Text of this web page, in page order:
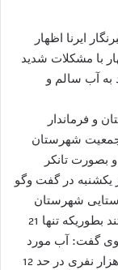
ایرنا اظهار
با مشکلات شدید
هستند بطوریکه تنها 21 درصد به آب سالم و
و فرماندار
گفت: بیش از 79 درصد جمعیت شهرستان
بصورت تانکر
در گفت وگو
شهرستان
چابهار با مشکلات شدید کمبود آب رو به رو هستند بطوریکه تنها 21
گفت: آب مورد
نیاز 16 هزار مشترک شهر چابهار با جمعیت 110 هزار نفری در حد 12